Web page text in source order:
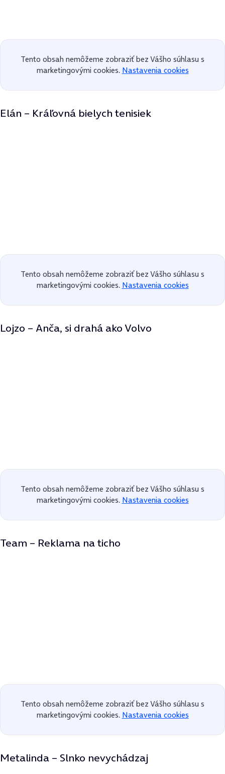
Tento obsah nemôžeme zobraziť bez Vášho súhlasu s
marketingovými cookies. Nastavenia cookies
Elán – Kráľovná bielych tenisiek
Tento obsah nemôžeme zobraziť bez Vášho súhlasu s
marketingovými cookies. Nastavenia cookies
Lojzo – Anča, si drahá ako Volvo
Tento obsah nemôžeme zobraziť bez Vášho súhlasu s
marketingovými cookies. Nastavenia cookies
Team – Reklama na ticho
Tento obsah nemôžeme zobraziť bez Vášho súhlasu s
marketingovými cookies. Nastavenia cookies
Metalinda – Slnko nevychádzaj